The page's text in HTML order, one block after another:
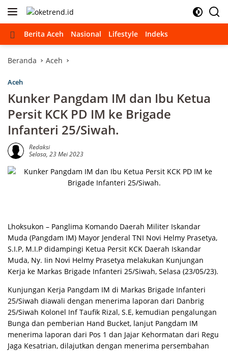
Langsung
Beranda
Berita Aceh Nasional Lifestyle Indeks
Beranda Aceh
Aceh
Kunker Pangdam IM dan Ibu Ketua
Persit KCK PD IM ke Brigade
Infanteri 25/Siwah.
Redaksi
Selasa, 23 Mei 2023
Lhoksukon – Panglima Komando Daerah Militer Iskandar
Muda (Pangdam IM) Mayor Jenderal TNI Novi Helmy Prasetya,
S.I.P, M.I.P didampingi Ketua Persit KCK Daerah Iskandar
Muda, Ny. Iin Novi Helmy Prasetya melakukan Kunjungan
Kerja ke Markas Brigade Infanteri 25/Siwah, Selasa (23/05/23).
Kunjungan Kerja Pangdam IM di Markas Brigade Infanteri
25/Siwah diawali dengan menerima laporan dari Danbrig
25/Siwah Kolonel Inf Taufik Rizal, S.E, kemudian pengalungan
Bunga dan pemberian Hand Bucket, lanjut Pangdam IM
menerima laporan dari Pos 1 dan Jajar Kehormatan dari Regu
Jaga Kesatrian, dilajutkan dengan menerima persembahan